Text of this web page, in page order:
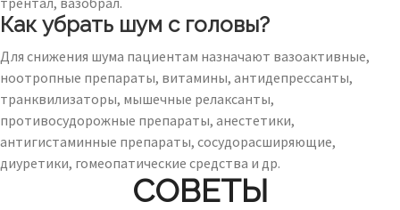
Как убрать шум с головы?
Для снижения шума пациентам назначают вазоактивные,
ноотропные препараты, витамины, антидепрессанты,
транквилизаторы, мышечные релаксанты,
противосудорожные препараты, анестетики,
антигистаминные препараты, сосудорасширяющие,
диуретики, гомеопатические средства и др.
СОВЕТЫ